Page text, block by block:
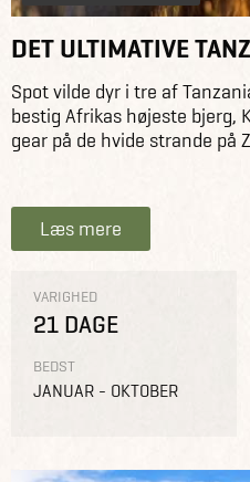
DET ULTIMATIVE
Spot vilde dyr i tre af
bestig Afrikas højeste bjerg,
gear på de hvide strande på
Læs mere
VARIGHED
21 DAGE
BEDST
JANUAR - OKTOBER